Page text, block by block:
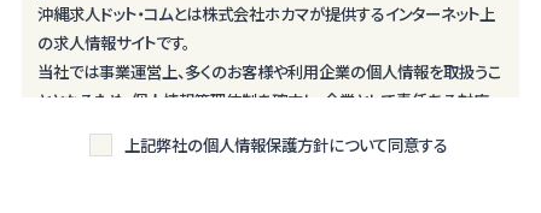
沖縄求人ドット・コムとは株式会社ホカマが提供するインターネット上
の求人情報サイトです。
当社では事業運営上、多くのお客様や利用企業の個人情報を取扱うこ
ととなるため、個人情報管理体制を確立し、企業として責任ある対応
を実現するものとします。
個人情報は特定された利用目的の達成に必要な範囲で利用し、目的
上記弊社の個人情報保護方針について同意する